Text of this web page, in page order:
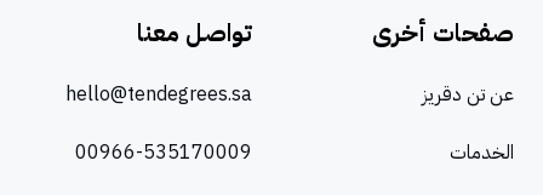
صفحات أخرى
عن تن دقريز
الخدمات
تواصل معنا
hello@tendegrees.sa
00966-535170009